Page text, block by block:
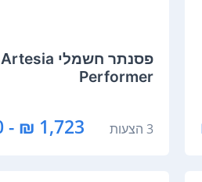
‏פסנתר חשמלי Artesia
Performer
3 הצעות 1,723 ₪ - 1,270 ₪